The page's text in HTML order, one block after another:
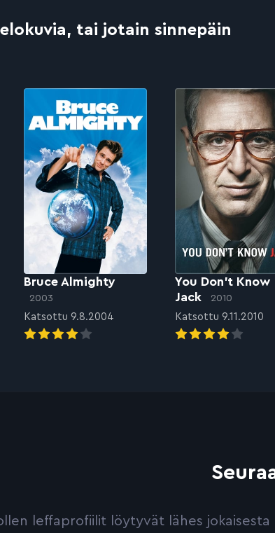
tai jotain sinnepäin
Bruce Almighty
2003
Katsottu 9.8.2004
You Don’t Know
Jack
2010
Katsottu 9.11.2010
leffaprofiilit löytyvät lähes